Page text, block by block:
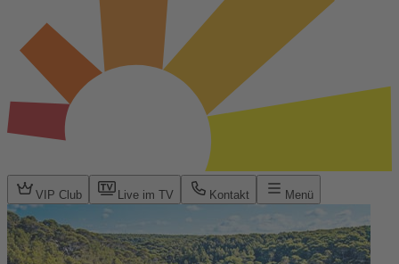
VIP Club Live im TV Kontakt Menü